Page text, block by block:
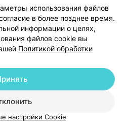
компанию
использования файлов
в более позднее время.
информации о целях,
файлов cookie вы
Политикой обработки
настройки Cookie